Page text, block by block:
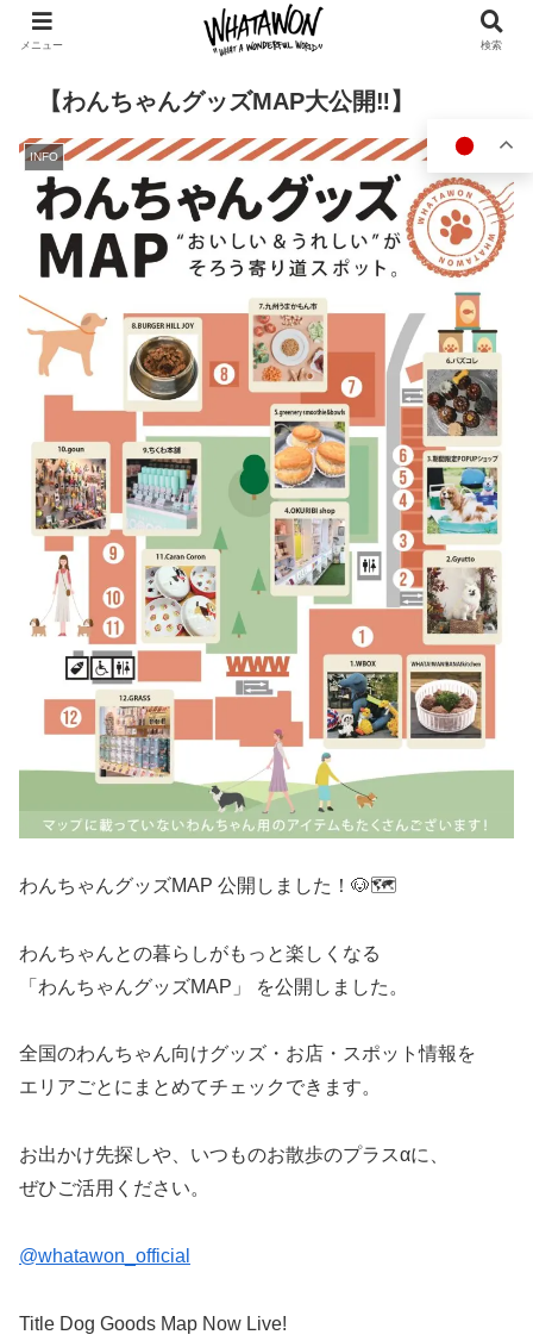
【わんちゃんグッズMAP大公開‼】
INFO
わんちゃんグッズMAP 公開しました！🐶🗺️
わんちゃんとの暮らしがもっと楽しくなる
「わんちゃんグッズMAP」 を公開しました。
全国のわんちゃん向けグッズ・お店・スポット情報を
エリアごとにまとめてチェックできます。
お出かけ先探しや、いつものお散歩のプラスαに、
ぜひご活用ください。
@whatawon_official
Title Dog Goods Map Now Live!
メニュー 検索